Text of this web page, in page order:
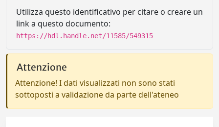
Utilizza questo identificativo per citare o creare un
link a questo documento:
https://hdl.handle.net/11585/549315
Attenzione
Attenzione! I dati visualizzati non sono stati
sottoposti a validazione da parte dell'ateneo